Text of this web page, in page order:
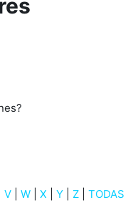
V W X Y Z TODAS